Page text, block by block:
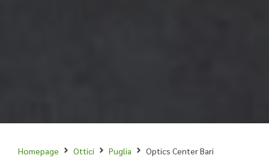
Homepage Ottici Puglia Optics Center Bari